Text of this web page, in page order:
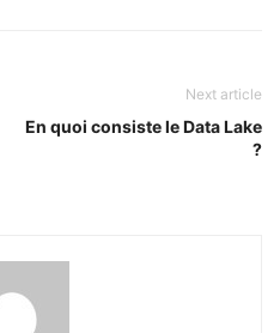
Next article
En quoi consiste le Data Lake
?